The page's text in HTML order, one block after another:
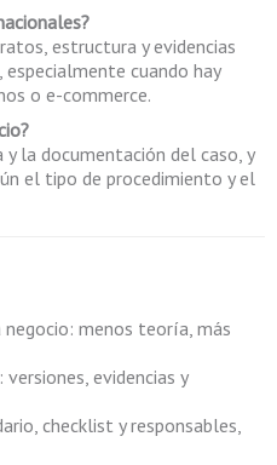
estructura y evidencias
cuando hay
o e-commerce.
la documentación del caso, y
el tipo de procedimiento y el
menos teoría, más
evidencias y
checklist y responsables,